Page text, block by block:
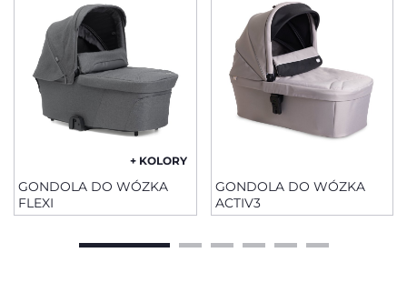
+ KOLORY
GONDOLA DO WÓZKA
FLEXI
GONDOLA DO WÓZKA
ACTIV3